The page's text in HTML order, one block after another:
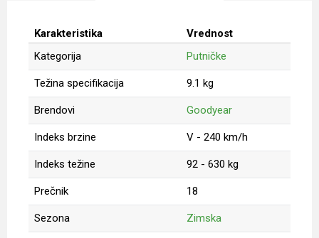
Karakteristika
Vrednost
Kategorija
Putničke
Težina specifikacija 9.1 kg
Brendovi Goodyear
Indeks brzine V - 240 km/h
Indeks težine 92 - 630 kg
Prečnik 18
Sezona Zimska